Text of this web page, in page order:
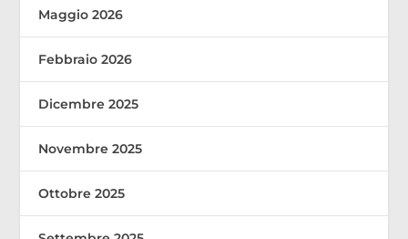
Maggio 2026
Febbraio 2026
Dicembre 2025
Novembre 2025
Ottobre 2025